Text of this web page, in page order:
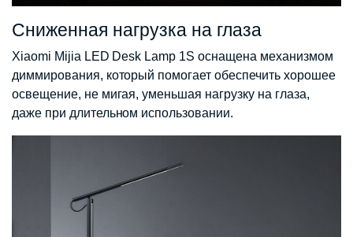
Сниженная нагрузка на глаза
Xiaomi Mijia LED Desk Lamp 1S оснащена механизмом
диммирования, который помогает обеспечить хорошее
освещение, не мигая, уменьшая нагрузку на глаза,
даже при длительном использовании.